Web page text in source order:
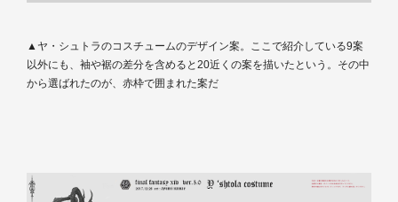
▲ヤ・シュトラのコスチュームのデザイン案。ここで紹介している9案
以外にも、袖や裾の差分を含めると20近くの案を描いたという。その中
から選ばれたのが、赤枠で囲まれた案だ